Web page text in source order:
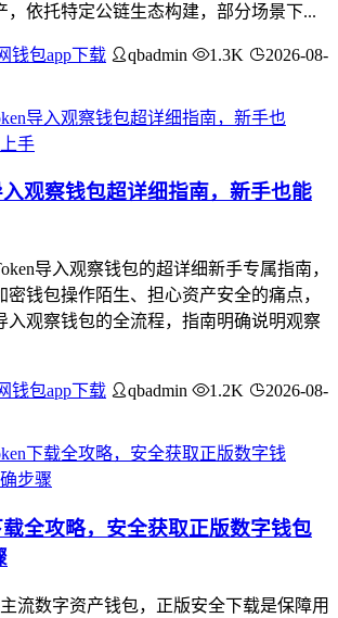
，依托特定公链生态构建，部分场景下...
钱包app下载 qbadmin 1.3K
2026-08-
观察钱包超详细指南，新手也能
导入观察钱包的超详细新手专属指南，
密钱包操作陌生、担心资产安全的痛点，
入观察钱包的全流程，指南明确说明观察
钱包app下载 qbadmin 1.2K
2026-08-
全攻略，安全获取正版数字钱包
流数字资产钱包，正版安全下载是保障用